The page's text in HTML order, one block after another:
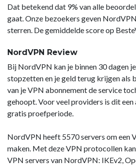
Dat betekend dat 9% van alle
gaat. Onze bezoekers geven
sterren. De gemiddelde score op
NordVPN Review
Bij NordVPN kan je binnen 30 dagen
stopzetten en je geld terug krijgen als
van je VPN abonnement de service
gehoopt. Voor veel providers is dit
gratis proefperiode.
NordVPN heeft 5570 servers om een
maken. Met deze VPN protocollen
VPN servers van NordVPN: IKEv2,